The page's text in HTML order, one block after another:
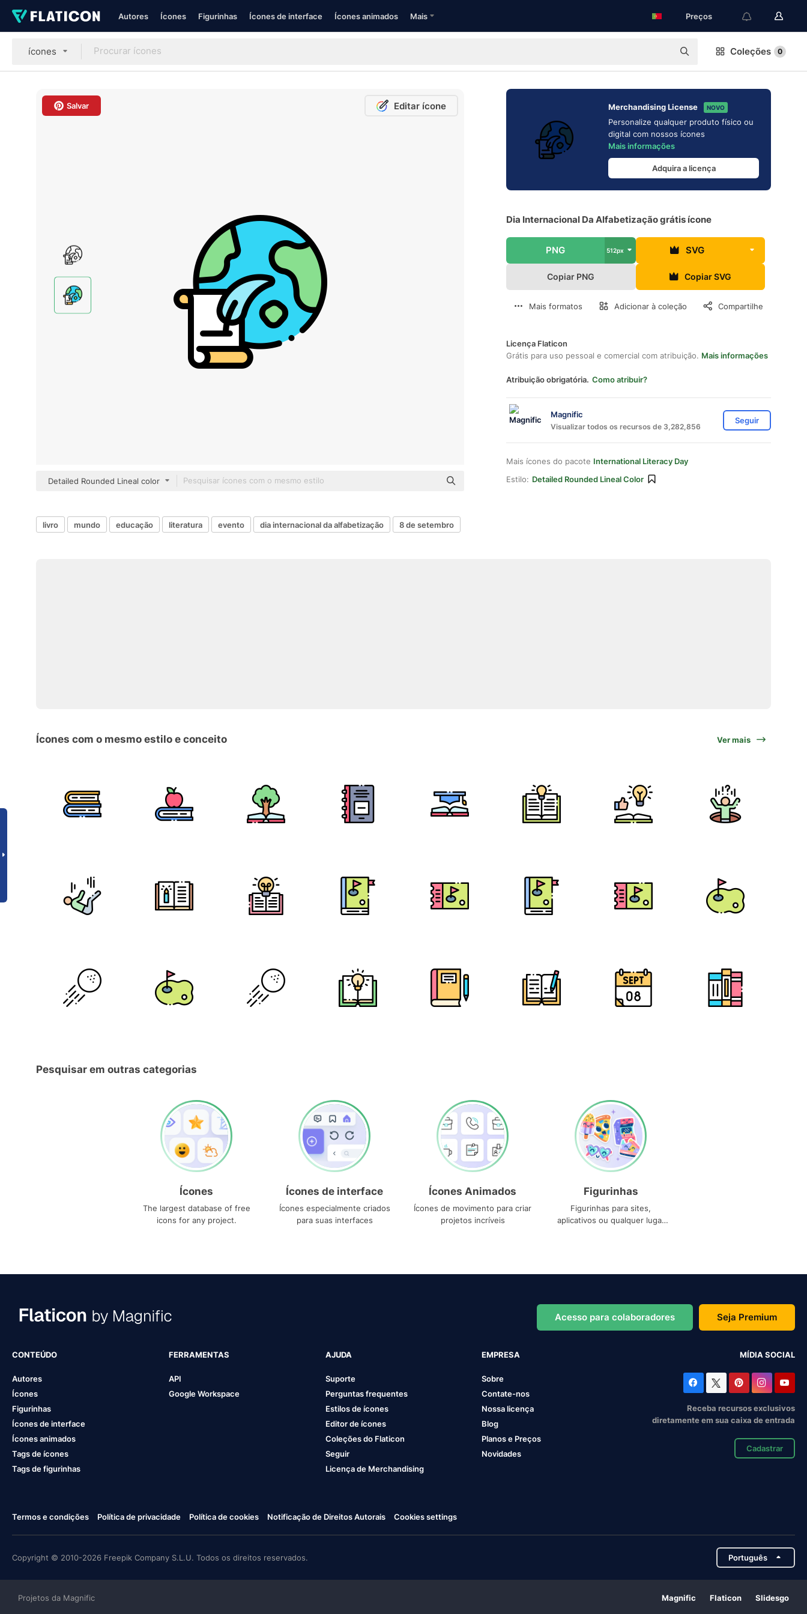
Autores Ícones Figurinhas Ícones de interface Ícones animados Mais Preços
ícones Coleções 0
Salvar Editar ícone
Detailed Rounded Lineal color
Merchandising License NOVO
Personalize qualquer produto físico ou
digital com nossos ícones
Mais informações
Adquira a licença
Dia Internacional Da Alfabetização grátis ícone
PNG 512px SVG
Copiar PNG Copiar SVG
Mais formatos Adicionar à coleção Compartilhe
Licença Flaticon
Grátis para uso pessoal e comercial com atribuição. Mais informações
Atribuição obrigatória. Como atribuir?
Magnific
Visualizar todos os recursos de 3,282,856
Seguir
Mais ícones do pacote International Literacy Day
Estilo: Detailed Rounded Lineal Color
livro mundo educação literatura evento dia internacional da alfabetização 8 de setembro
Ícones com o mesmo estilo e conceito Ver mais
Pesquisar em outras categorias
Ícones
The largest database of free
icons for any project.
Ícones de interface
Ícones especialmente criados
para suas interfaces
Ícones Animados
Ícones de movimento para criar
projetos incríveis
Figurinhas
Figurinhas para sites,
aplicativos ou qualquer lugar
Acesso para colaboradores Seja Premium
CONTEÚDO
Autores
Ícones
Figurinhas
Ícones de interface
Ícones animados
Tags de ícones
Tags de figurinhas
FERRAMENTAS
API
Google Workspace
AJUDA
Suporte
Perguntas frequentes
Estilos de ícones
Editor de ícones
Coleções do Flaticon
Seguir
Licença de Merchandising
EMPRESA
Sobre
Contate-nos
Nossa licença
Blog
Planos e Preços
Novidades
MÍDIA SOCIAL
Receba recursos exclusivos
diretamente em sua caixa de entrada
Cadastrar
Termos e condições Política de privacidade Política de cookies Notificação de Direitos Autorais Cookies settings
Copyright © 2010-2026 Freepik Company S.L.U. Todos os direitos reservados. Português
Projetos da Magnific Magnific Flaticon Slidesgo